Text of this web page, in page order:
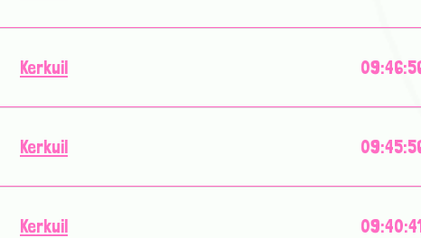
Kerkuil
Kerkuil
Kerkuil